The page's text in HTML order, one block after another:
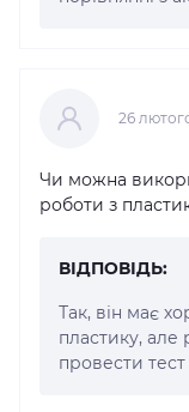
26
Чи можна
роботи з
ВІДПОВІДЬ:
Так, він має
пластику, але
провести тест